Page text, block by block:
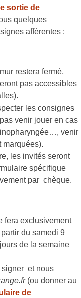
sortie de
quelques
afférentes :
restera fermé,
pas accessibles
les consignes
venir jouer en cas
venir
marquées).
les invités seront
spécifique
par chèque.
fera exclusivement
du samedi 9
de la semaine
signer et nous
(ou donner au
de